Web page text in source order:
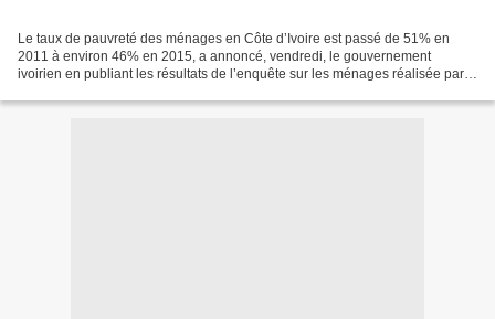
Le taux de pauvreté des ménages en Côte d’Ivoire est passé de 51% en
2011 à environ 46% en 2015, a annoncé, vendredi, le gouvernement
ivoirien en publiant les résultats de l’enquête sur les ménages réalisée par